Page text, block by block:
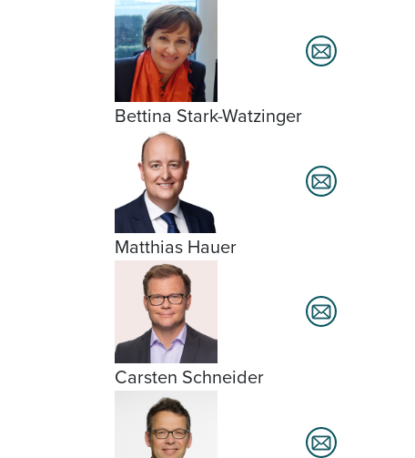
Bettina Stark-Watzinger
Matthias Hauer
Carsten Schneider